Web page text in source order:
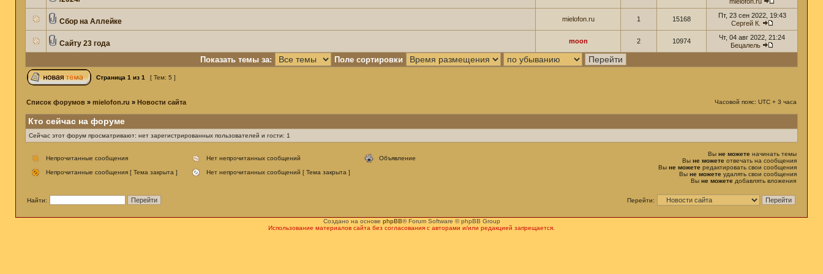
Сбор на Аллейке mielofon.ru 1 15168
Пт, 23 сен 2022, 19:43
Сергей К.
Сайту 23 года moon 2 10974
Чт, 04 авг 2022, 21:24
Бецалель
Показать темы за: Поле сортировки
Страница 1 из 1 [ Тем: 5 ]
Список форумов » mielofon.ru » Новости сайта Часовой пояс: UTC + 3 часа
Кто сейчас на форуме
Сейчас этот форум просматривают: нет зарегистрированных пользователей и гости: 1
Непрочитанные сообщения Нет непрочитанных сообщений Объявление
Непрочитанные сообщения [ Тема закрыта ] Нет непрочитанных сообщений [ Тема закрыта ]
Вы не можете начинать темы
Вы не можете отвечать на сообщения
Вы не можете редактировать свои сообщения
Вы не можете удалять свои сообщения
Вы не можете добавлять вложения
Найти: Перейти:
Создано на основе phpBB® Forum Software © phpBB Group
Использование материалов сайта без согласования с авторами и/или редакцией запрещается.